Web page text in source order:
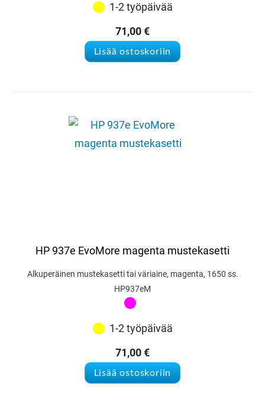
1-2 työpäivää
71,00€
Lisää ostoskoriin
HP 937e EvoMore magenta mustekasetti
Alkuperäinen mustekasetti tai väriaine, magenta, 1650 ss.
HP937eM
1-2 työpäivää
71,00€
Lisää ostoskoriin